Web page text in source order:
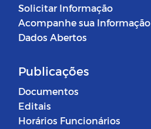
Solicitar Informação
Acompanhe sua Informação
Dados Abertos
Publicações
Documentos
Editais
Horários Funcionários